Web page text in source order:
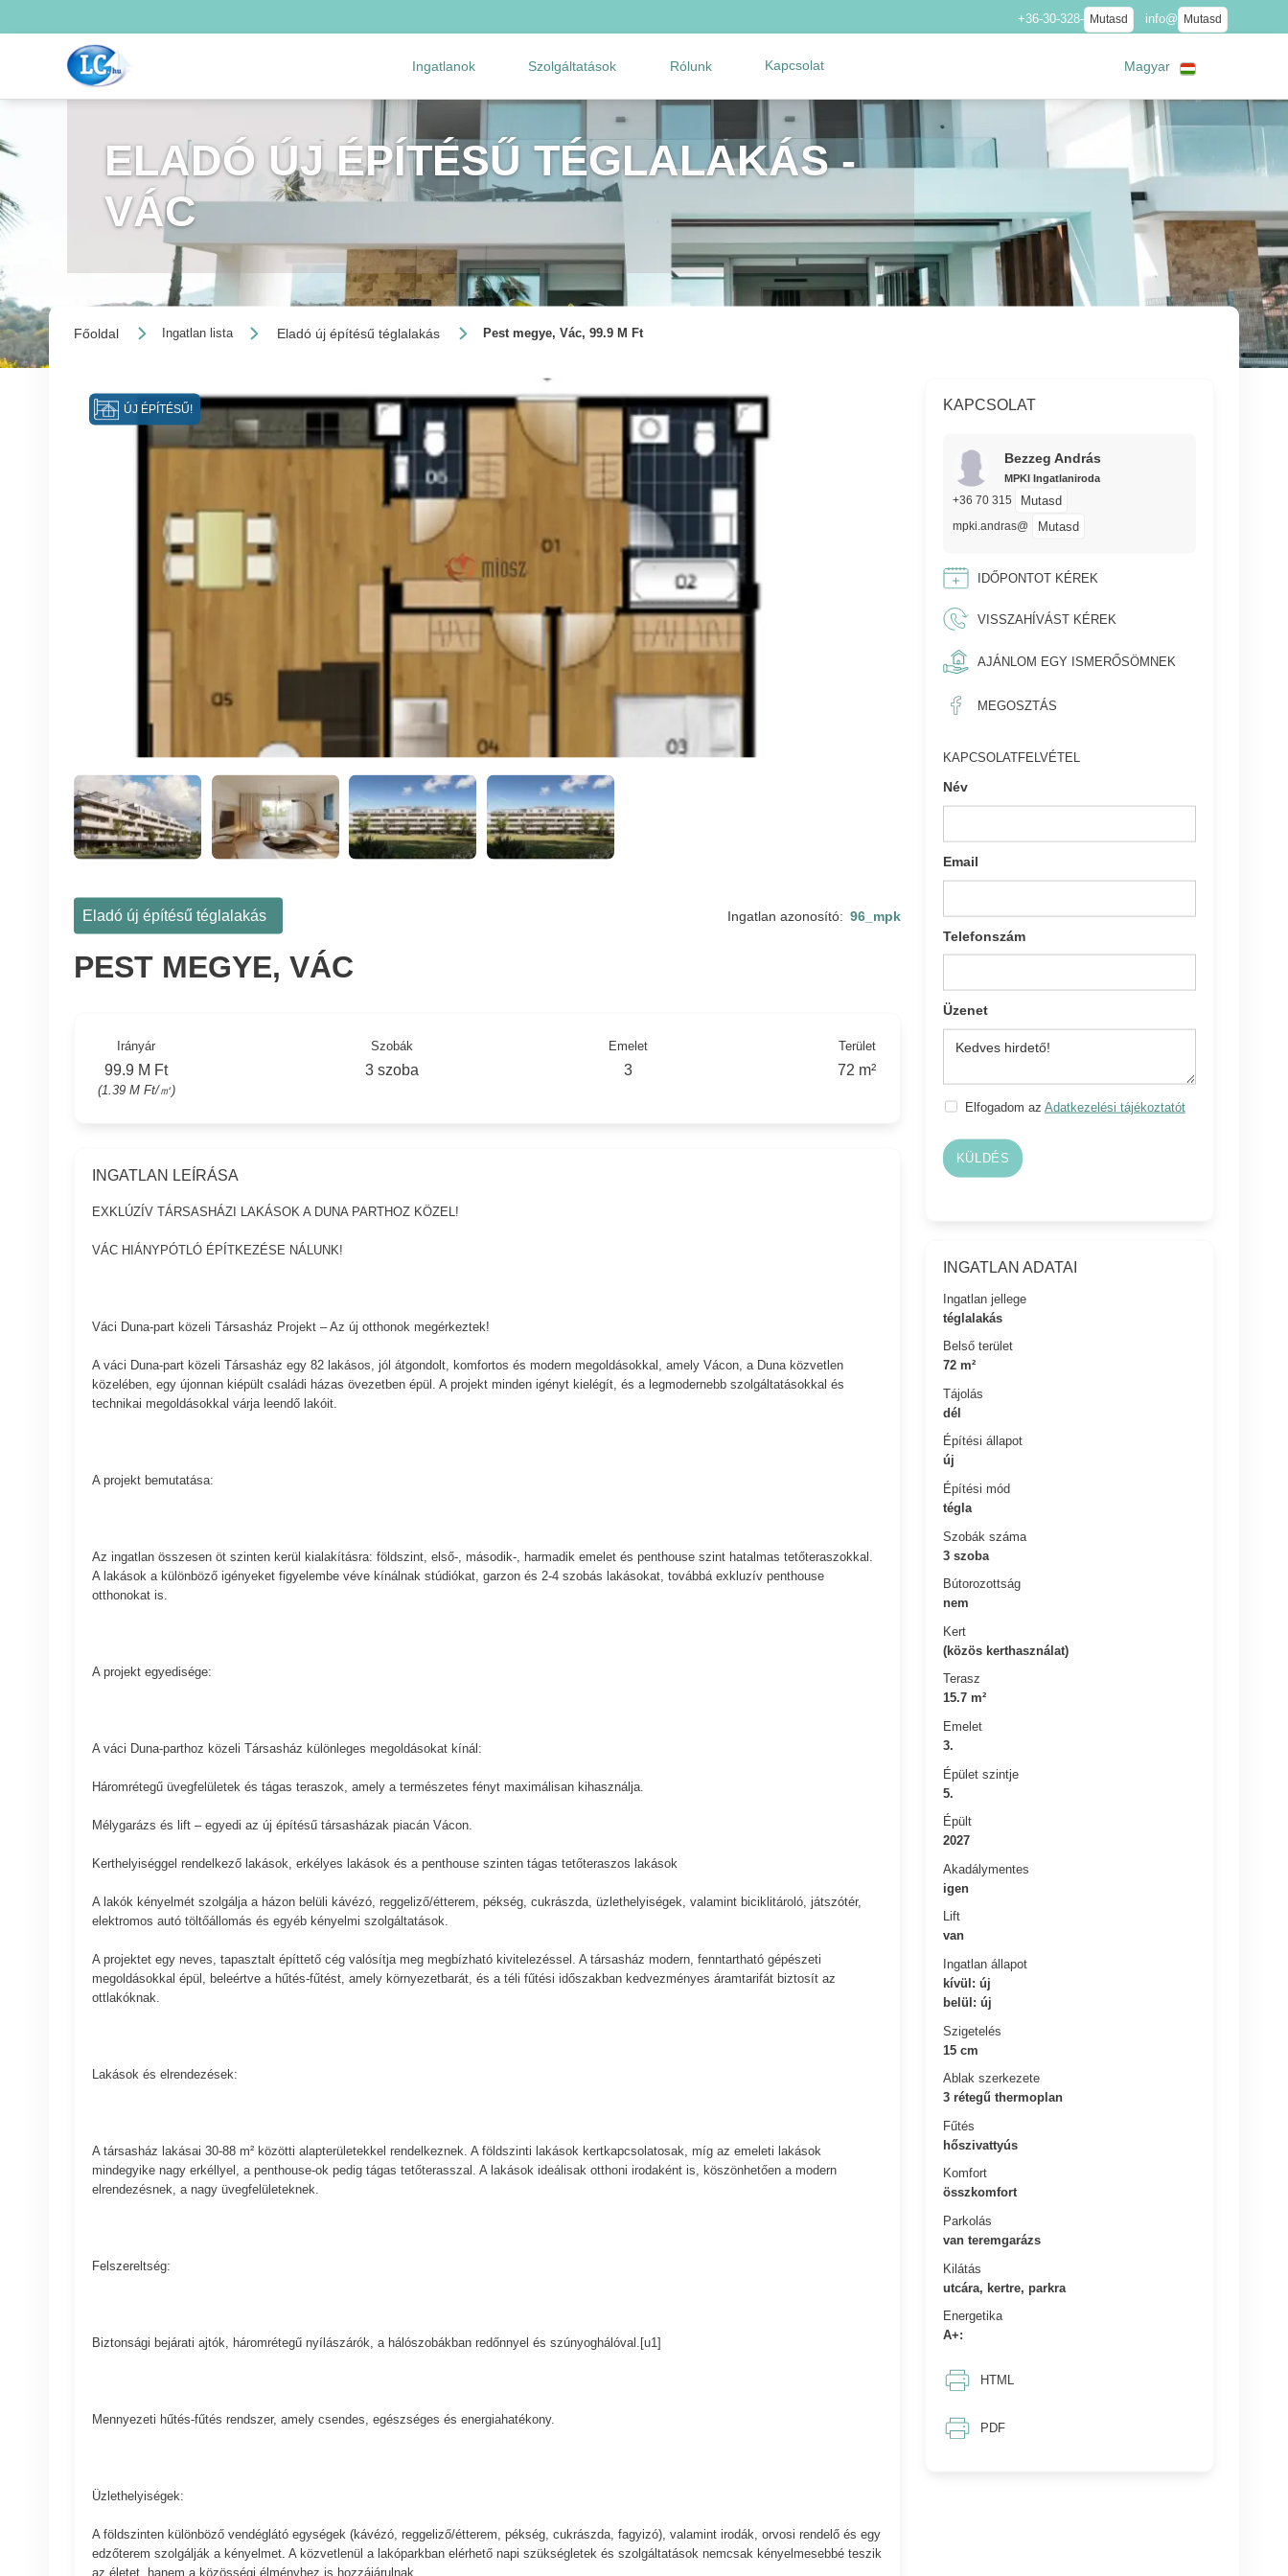
+36-30-328- Mutasd info@ Mutasd
Ingatlanok Szolgáltatások Rólunk Kapcsolat Magyar
ELADÓ ÚJ ÉPÍTÉSŰ TÉGLALAKÁS -
VÁC
Főoldal Ingatlan lista Eladó új építésű téglalakás Pest megye, Vác, 99.9 M Ft
ÚJ ÉPÍTÉSŰ! KAPCSOLAT
Bezzeg András
MPKI Ingatlaniroda
+36 70 315 Mutasd
mpki.andras@ Mutasd
IDŐPONTOT KÉREK
VISSZAHÍVÁST KÉREK
AJÁNLOM EGY ISMERŐSÖMNEK
MEGOSZTÁS
KAPCSOLATFELVÉTEL
Név
Email
Telefonszám
Üzenet
Elfogadom az Adatkezelési tájékoztatót
KÜLDÉS
INGATLAN ADATAI
Ingatlan jellege
téglalakás
Belső terület
72 m²
Tájolás
dél
Építési állapot
új
Építési mód
tégla
Szobák száma
3 szoba
Bútorozottság
nem
Kert
(közös kerthasználat)
Terasz
15.7 m²
Emelet
3.
Épület szintje
5.
Épült
2027
Akadálymentes
igen
Lift
van
Ingatlan állapot
kívül: új
belül: új
Szigetelés
15 cm
Ablak szerkezete
3 rétegű thermoplan
Fűtés
hőszivattyús
Komfort
összkomfort
Parkolás
van teremgarázs
Kilátás
utcára, kertre, parkra
Energetika
A+:
HTML
PDF
Eladó új építésű téglalakás Ingatlan azonosító: 96_mpk
PEST MEGYE, VÁC
Irányár
99.9 M Ft
(1.39 M Ft/㎡)
Szobák
3 szoba
Emelet
3
Terület
72 m²
INGATLAN LEÍRÁSA
EXKLÚZÍV TÁRSASHÁZI LAKÁSOK A DUNA PARTHOZ KÖZEL!
VÁC HIÁNYPÓTLÓ ÉPÍTKEZÉSE NÁLUNK!
Váci Duna-part közeli Társasház Projekt – Az új otthonok megérkeztek!
A váci Duna-part közeli Társasház egy 82 lakásos, jól átgondolt, komfortos és modern megoldásokkal, amely Vácon, a Duna közvetlen
közelében, egy újonnan kiépült családi házas övezetben épül. A projekt minden igényt kielégít, és a legmodernebb szolgáltatásokkal és
technikai megoldásokkal várja leendő lakóit.
A projekt bemutatása:
Az ingatlan összesen öt szinten kerül kialakításra: földszint, első-, második-, harmadik emelet és penthouse szint hatalmas tetőteraszokkal.
A lakások a különböző igényeket figyelembe véve kínálnak stúdiókat, garzon és 2-4 szobás lakásokat, továbbá exkluzív penthouse
otthonokat is.
A projekt egyedisége:
A váci Duna-parthoz közeli Társasház különleges megoldásokat kínál:
Háromrétegű üvegfelületek és tágas teraszok, amely a természetes fényt maximálisan kihasználja.
Mélygarázs és lift – egyedi az új építésű társasházak piacán Vácon.
Kerthelyiséggel rendelkező lakások, erkélyes lakások és a penthouse szinten tágas tetőteraszos lakások
A lakók kényelmét szolgálja a házon belüli kávézó, reggeliző/étterem, pékség, cukrászda, üzlethelyiségek, valamint biciklitároló, játszótér,
elektromos autó töltőállomás és egyéb kényelmi szolgáltatások.
A projektet egy neves, tapasztalt építtető cég valósítja meg megbízható kivitelezéssel. A társasház modern, fenntartható gépészeti
megoldásokkal épül, beleértve a hűtés-fűtést, amely környezetbarát, és a téli fűtési időszakban kedvezményes áramtarifát biztosít az
ottlakóknak.
Lakások és elrendezések:
A társasház lakásai 30-88 m² közötti alapterületekkel rendelkeznek. A földszinti lakások kertkapcsolatosak, míg az emeleti lakások
mindegyike nagy erkéllyel, a penthouse-ok pedig tágas tetőterasszal. A lakások ideálisak otthoni irodaként is, köszönhetően a modern
elrendezésnek, a nagy üvegfelületeknek.
Felszereltség:
Biztonsági bejárati ajtók, háromrétegű nyílászárók, a hálószobákban redőnnyel és szúnyoghálóval.[u1]
Mennyezeti hűtés-fűtés rendszer, amely csendes, egészséges és energiahatékony.
Üzlethelyiségek:
A földszinten különböző vendéglátó egységek (kávézó, reggeliző/étterem, pékség, cukrászda, fagyizó), valamint irodák, orvosi rendelő és egy
edzőterem szolgálják a kényelmet. A közvetlenül a lakóparkban elérhető napi szükségletek és szolgáltatások nemcsak kényelmesebbé teszik
az életet, hanem a közösségi élményhez is hozzájárulnak.